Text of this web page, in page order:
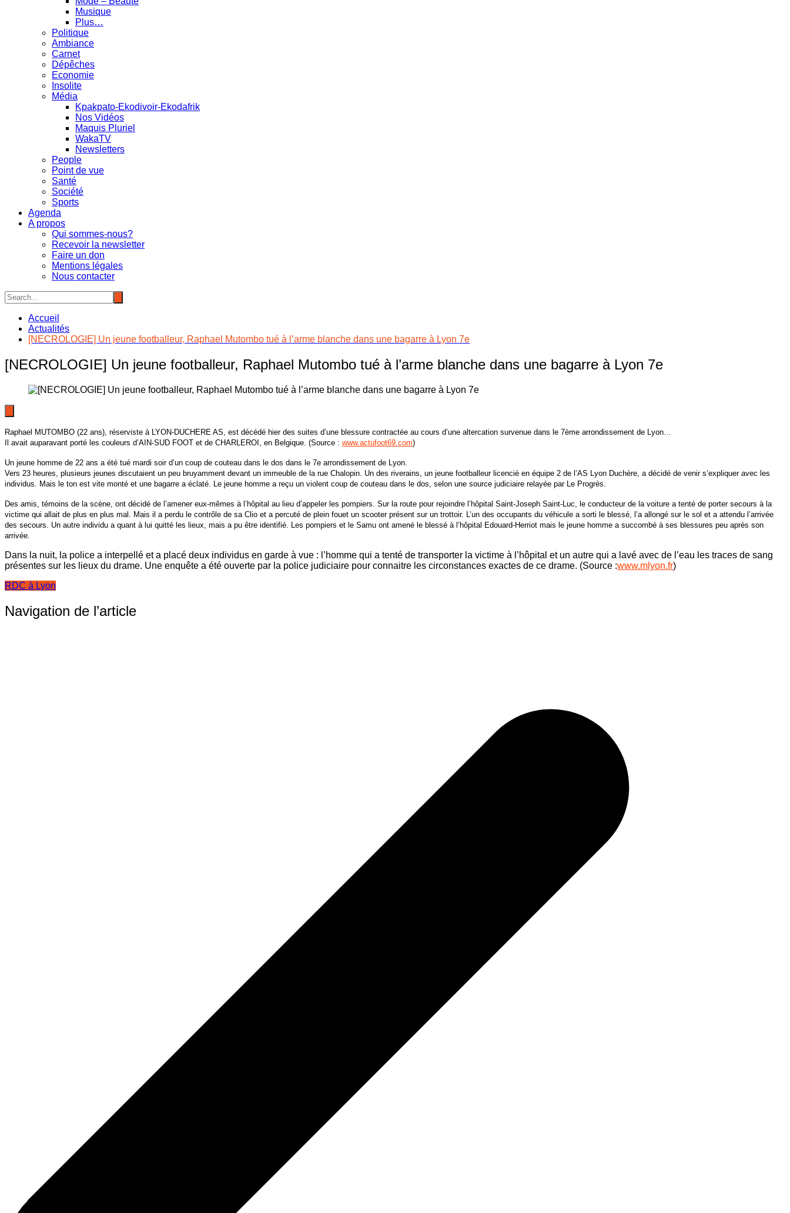
Musique
Plus…
Politique
Ambiance
Carnet
Dépêches
Economie
Insolite
Média
Kpakpato-Ekodivoir-Ekodafrik
Nos Vidéos
Maquis Pluriel
WakaTV
Newsletters
People
Point de vue
Santé
Société
Sports
Agenda
A propos
Qui sommes-nous?
Recevoir la newsletter
Faire un don
Mentions légales
Nous contacter
Accueil
Actualités
[NECROLOGIE] Un jeune footballeur, Raphael Mutombo tué à l’arme blanche dans une bagarre à Lyon 7e
[NECROLOGIE] Un jeune footballeur, Raphael Mutombo tué à l’arme blanche dans une bagarre à Lyon 7e
Raphael MUTOMBO (22 ans), réserviste à LYON-DUCHERE AS, est décédé hier des suites d’une blessure contractée au cours d’une altercation survenue dans le 7ème arrondissement de Lyon…
Il avait auparavant porté les couleurs d’AIN-SUD FOOT et de CHARLEROI, en Belgique. (Source : www.actufoot69.com)
Un jeune homme de 22 ans a été tué mardi soir d’un coup de couteau dans le dos dans le 7e arrondissement de Lyon.
Vers 23 heures, plusieurs jeunes discutaient un peu bruyamment devant un immeuble de la rue Chalopin. Un des riverains, un jeune footballeur licencié en équipe 2 de l’AS Lyon Duchère, a décidé de venir s’expliquer avec les
individus. Mais le ton est vite monté et une bagarre a éclaté. Le jeune homme a reçu un violent coup de couteau dans le dos, selon une source judiciaire relayée par Le Progrès.
Des amis, témoins de la scène, ont décidé de l’amener eux-mêmes à l’hôpital au lieu d’appeler les pompiers. Sur la route pour rejoindre l’hôpital Saint-Joseph Saint-Luc, le conducteur de la voiture a tenté de porter secours à la
victime qui allait de plus en plus mal. Mais il a perdu le contrôle de sa Clio et a percuté de plein fouet un scooter présent sur un trottoir. L’un des occupants du véhicule a sorti le blessé, l’a allongé sur le sol et a attendu l’arrivée
des secours. Un autre individu a quant à lui quitté les lieux, mais a pu être identifié. Les pompiers et le Samu ont amené le blessé à l’hôpital Edouard-Herriot mais le jeune homme a succombé à ses blessures peu après son
arrivée.
Dans la nuit, la police a interpellé et a placé deux individus en garde à vue : l’homme qui a tenté de transporter la victime à l’hôpital et un autre qui a lavé avec de l’eau les traces de sang
présentes sur les lieux du drame. Une enquête a été ouverte par la police judiciaire pour connaitre les circonstances exactes de ce drame. (Source :www.mlyon.fr)
RDC à Lyon
Navigation de l’article